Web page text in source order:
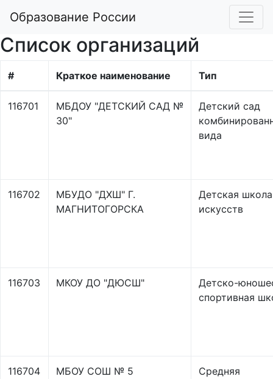
Образование России
Список организаций
# Краткое наименование Тип
116701
МБДОУ "ДЕТСКИЙ САД №
30"
Детский сад
вида
116702
МБУДО "ДХШ" Г.
МАГНИТОГОРСКА
Детская школа
искусств
116703 МКОУ ДО "ДЮСШ"
Детско-
спортивная
116704 МБОУ СОШ № 5
Средняя